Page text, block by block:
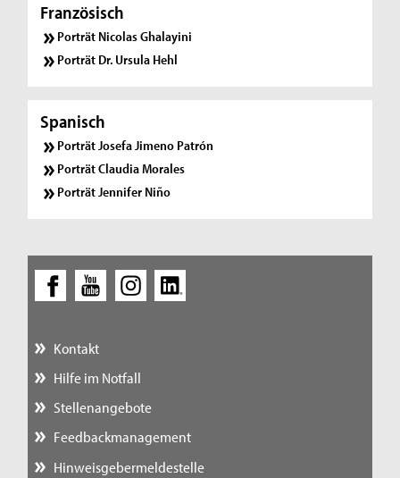
Französisch
Porträt Nicolas Ghalayini
Porträt Dr. Ursula Hehl
Spanisch
Porträt Josefa Jimeno Patrón
Porträt Claudia Morales
Porträt Jennifer Niño
Kontakt
Hilfe im Notfall
Stellenangebote
Feedbackmanagement
Hinweisgebermeldestelle